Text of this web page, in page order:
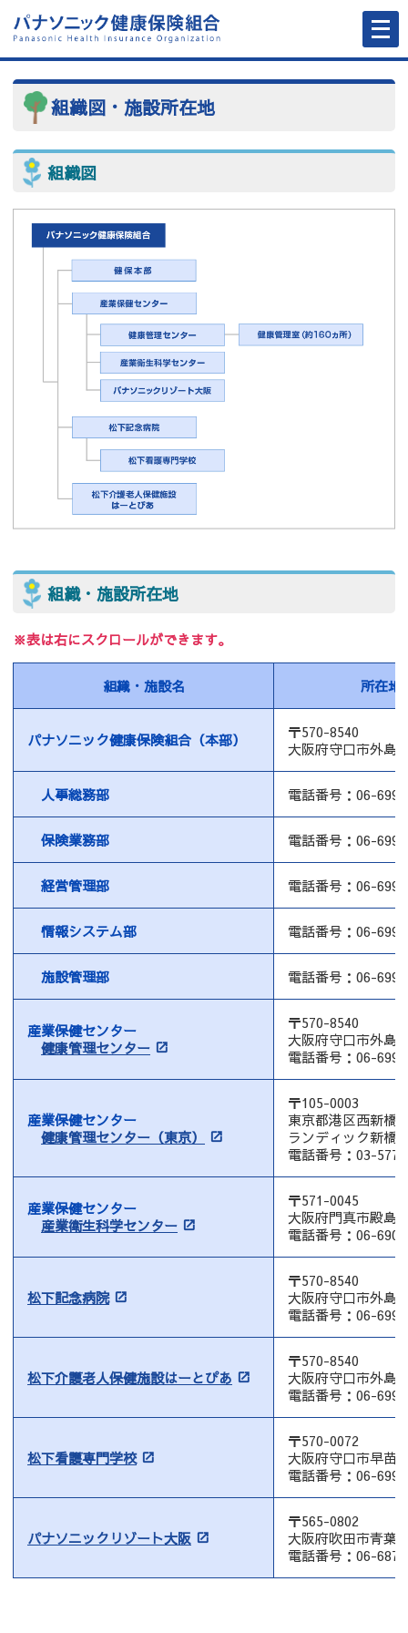
メ
ニ
ュ
ー
開
組織図・施設所在地
組織図
組織・施設所在地
※表は右にスクロールができます。
組織・施設名 所在地
パナソニック健康保険組合（本部）
〒570-8540
大阪府守口市外島
人事総務部 電話番号：06-
保険業務部 電話番号：06-
経営管理部 電話番号：06-
情報システム部 電話番号：06-
施設管理部 電話番号：06-
産業保健センター
健康管理センター
〒570-8540
大阪府守口市外島
電話番号：06-
産業保健センター
健康管理センター（東京）
〒105-0003
東京都港区西新橋
ランディック新橋
電話番号：03-
産業保健センター
産業衛生科学センター
〒571-0045
大阪府門真市殿島
電話番号：06-
松下記念病院
〒570-8540
大阪府守口市外島
電話番号：06-
松下介護老人保健施設はーとぴあ
〒570-8540
大阪府守口市外島
電話番号：06-
松下看護専門学校
〒570-0072
大阪府守口市早苗
電話番号：06-
パナソニックリゾート大阪
〒565-0802
大阪府吹田市青葉
電話番号：06-